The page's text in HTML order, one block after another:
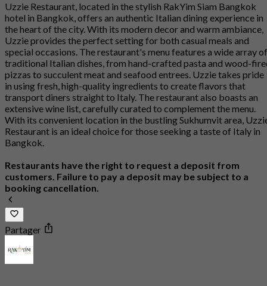
Uzzie Restaurant, located in the stylish RakYim Siam Bangkok
hotel in Bangkok, offers an authentic Italian dining experience in
the heart of the city. With its modern decor and warm ambiance,
Uzzie provides the perfect setting for both casual meals and
special occasions. The restaurant's menu features a wide array of
traditional Italian dishes, from hand-crafted pasta and wood-
pizzas to succulent meat and seafood entrees. Uzzie takes pride
in using fresh, high-quality ingredients to create flavors that
transport diners straight to Italy. The restaurant also boasts an
extensive wine list, carefully curated to complement the menu.
With its convenient location in the bustling Sukhumvit area,
Restaurant is an ideal choice for those seeking a taste of Italy in
Bangkok.
Restaurants have the right to request a deposit from
customers. Failure to pay a deposit may be subject to a
booking cancellation.
Partager